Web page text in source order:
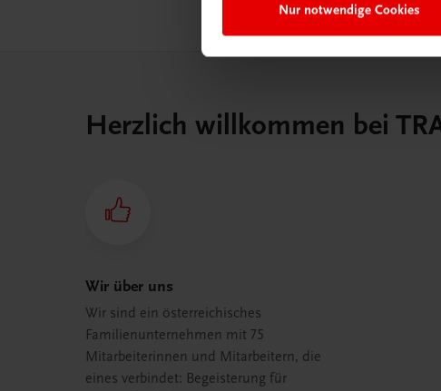
Nur notwendige Cookies
Herzlich willkommen bei
Wir über uns
Wir sind ein österreichisches
Familienunternehmen mit 75
Mitarbeiterinnen und Mitarbeitern, die
eines verbindet: Begeisterung für